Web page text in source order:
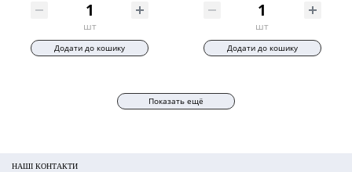
шт
Додати до кошику
шт
Додати до кошику
Показать ещё
НАШІ КОНТАКТИ